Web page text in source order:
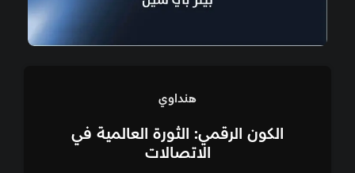
هنداوي
الكون الرقمي: الثورة العالمية في
الاتصالات